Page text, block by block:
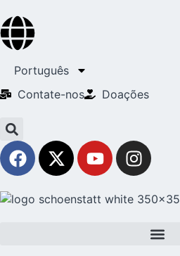
Português
Contate-nos
Doações